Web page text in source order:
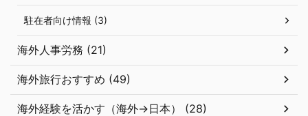
駐在者向け情報 (3)
海外人事労務 (21)
海外旅行おすすめ (49)
海外経験を活かす（海外→日本） (28)